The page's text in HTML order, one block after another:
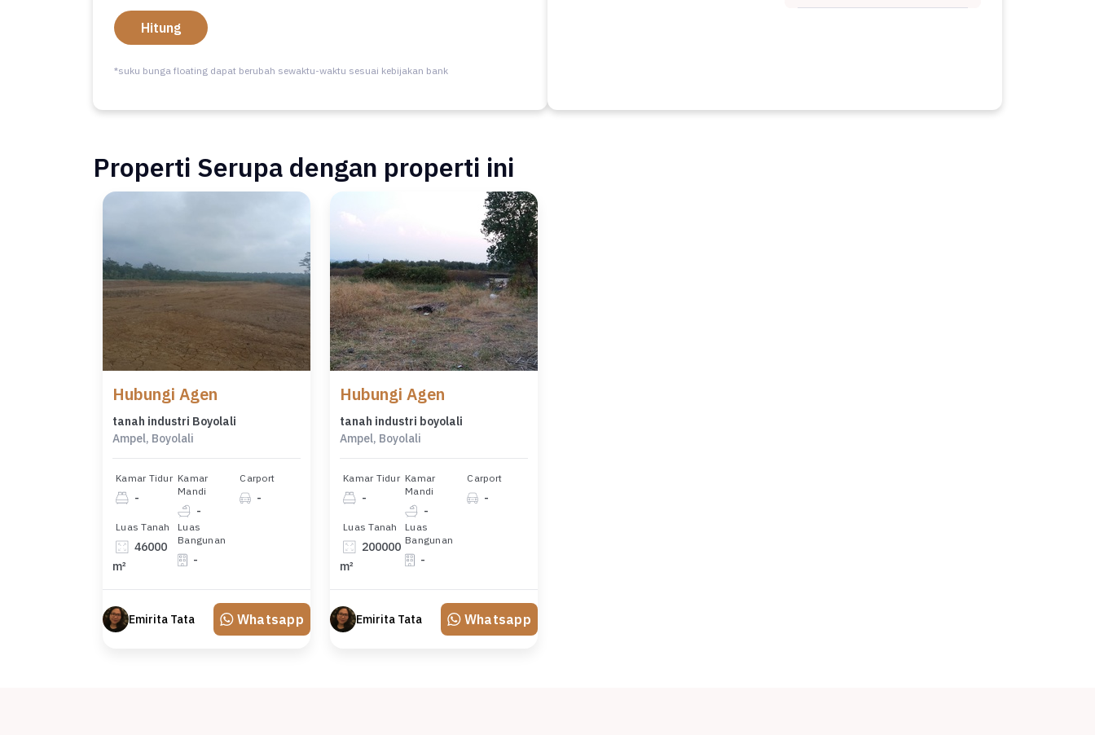
Hitung
*suku bunga floating dapat berubah sewaktu-waktu sesuai kebijakan bank
Properti Serupa dengan properti ini
Hubungi Agen
tanah industri Boyolali
Ampel, Boyolali
Kamar Tidur
-
Kamar
Mandi
-
Carport
-
Luas Tanah
46000
m²
Luas
Bangunan
-
Emirita Tata Whatsapp
Hubungi Agen
tanah industri boyolali
Ampel, Boyolali
Kamar Tidur
-
Kamar
Mandi
-
Carport
-
Luas Tanah
200000
m²
Luas
Bangunan
-
Emirita Tata Whatsapp